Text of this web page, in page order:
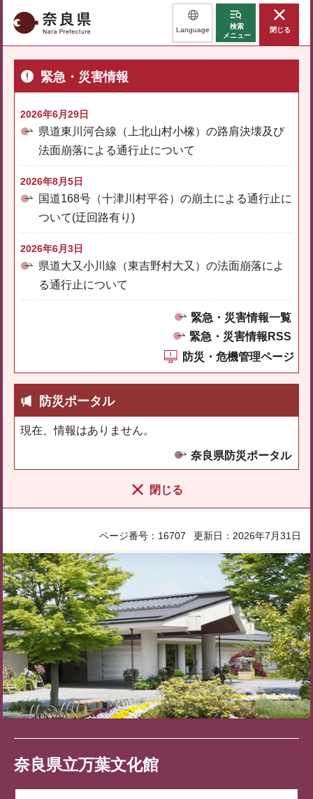
奈良県 Language
検索
メニュー
閉じる
緊急・災害情報
2026年6月29日
県道東川河合線（上北山村小橡）の路肩決壊及び
法面崩落による通行止について
2026年8月5日
国道168号（十津川村平谷）の崩土による通行止に
ついて(迂回路有り)
2026年6月3日
県道大又小川線（東吉野村大又）の法面崩落によ
る通行止について
緊急・災害情報一覧
緊急・災害情報RSS
防災・危機管理ページ
防災ポータル
現在、情報はありません。
奈良県防災ポータル
閉じる
ページ番号：16707 更新日：2026年7月31日
奈良県立万葉文化館